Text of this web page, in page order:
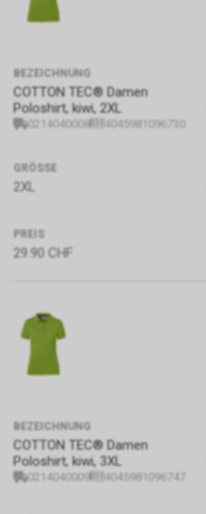
BEZEICHNUNG
COTTON TEC® Damen
Poloshirt, kiwi, 2XL
0214040008 4045981096730
GRÖSSE
2XL
PREIS
29.90 CHF
BEZEICHNUNG
COTTON TEC® Damen
Poloshirt, kiwi, 3XL
0214040009 4045981096747